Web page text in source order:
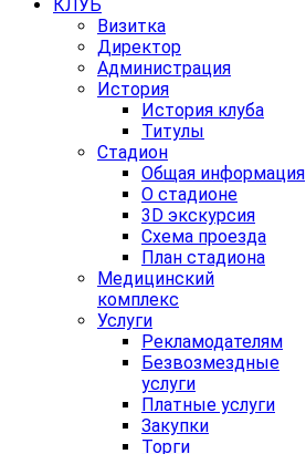
КЛУБ
Визитка
Директор
Администрация
История
История клуба
Титулы
Стадион
Общая информация
О стадионе
3D экскурсия
Схема проезда
План стадиона
Медицинский
комплекс
Услуги
Рекламодателям
Безвозмездные
услуги
Платные услуги
Закупки
Торги